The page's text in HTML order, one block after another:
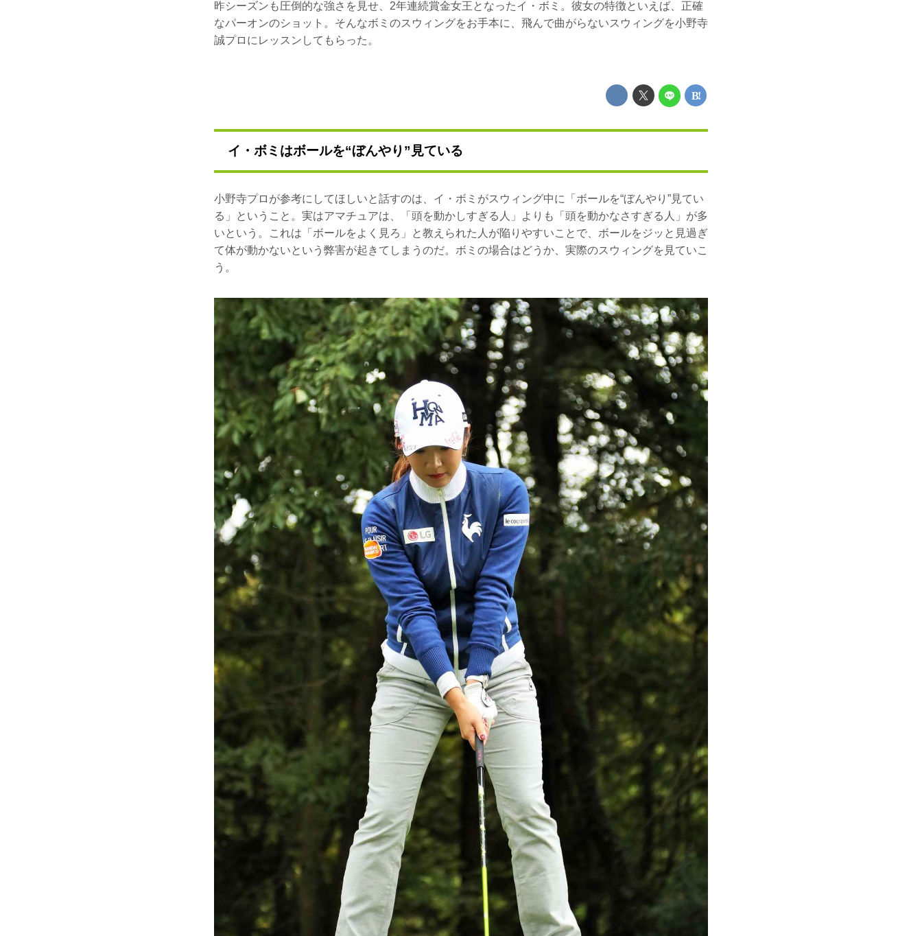
昨シーズンも圧倒的な強さを見せ、2年連続賞金女王となったイ・ボミ。彼女の特徴といえば、正確
なパーオンのショット。そんなボミのスウィングをお手本に、飛んで曲がらないスウィングを小野寺
誠プロにレッスンしてもらった。
イ・ボミはボールを“ぼんやり”見ている
小野寺プロが参考にしてほしいと話すのは、イ・ボミがスウィング中に「ボールを“ぼんやり”見てい
る」ということ。実はアマチュアは、「頭を動かしすぎる人」よりも「頭を動かなさすぎる人」が多
いという。これは「ボールをよく見ろ」と教えられた人が陥りやすいことで、ボールをジッと見過ぎ
て体が動かないという弊害が起きてしまうのだ。ボミの場合はどうか、実際のスウィングを見ていこ
う。